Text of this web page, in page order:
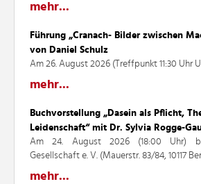
mehr...
Führung „Cranach- Bilder zwischen
von Daniel Schulz
Am 26. August 2026 (Treffpunkt 11:30 Uhr
mehr...
Buchvorstellung „Dasein als Pflicht,
Leidenschaft“ mit Dr. Sylvia Rogge-
Am 24. August 2026 (18:00 Uhr)
Gesellschaft e. V. (Mauerstr. 83/84, 10117
mehr...